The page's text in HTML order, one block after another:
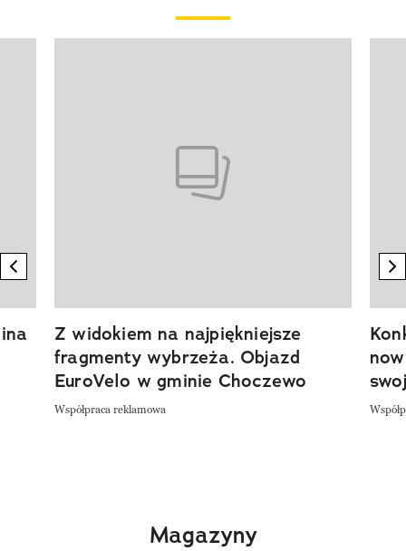
previous element
Z widokiem na najpiękniejsze
fragmenty wybrzeża. Objazd
EuroVelo w gminie Choczewo
Współpraca reklamowa
Magazyny